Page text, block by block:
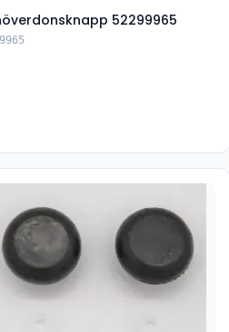
52299965